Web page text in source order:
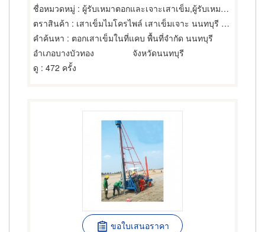
ชื่อหมวดหมู่ : ผู้รับเหมาตอกและเจาะเสาเข็ม,ผู้รับเหมาตอกและเจาะเสาเข็ม,การตอกเสาเข็ม
ตราสินค้า : เสาเข็มไมโครไพล์ เสาเข็มเจาะ นนทบุรี ทวีชัย
คำค้นหา : ตอกเสาเข็มในที่แคบ พื้นที่จำกัด นนทบุรี
อำเภอบางบัวทอง
จังหวัดนนทบุรี
ดู : 472 ครั้ง
ขอใบเสนอราคา